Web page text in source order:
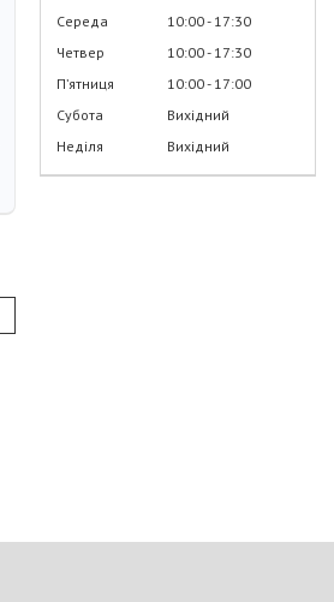
Середа
10:00 17:30
Четвер
10:00 17:30
Пʼятниця
10:00 17:00
Субота
Вихідний
Неділя
Вихідний